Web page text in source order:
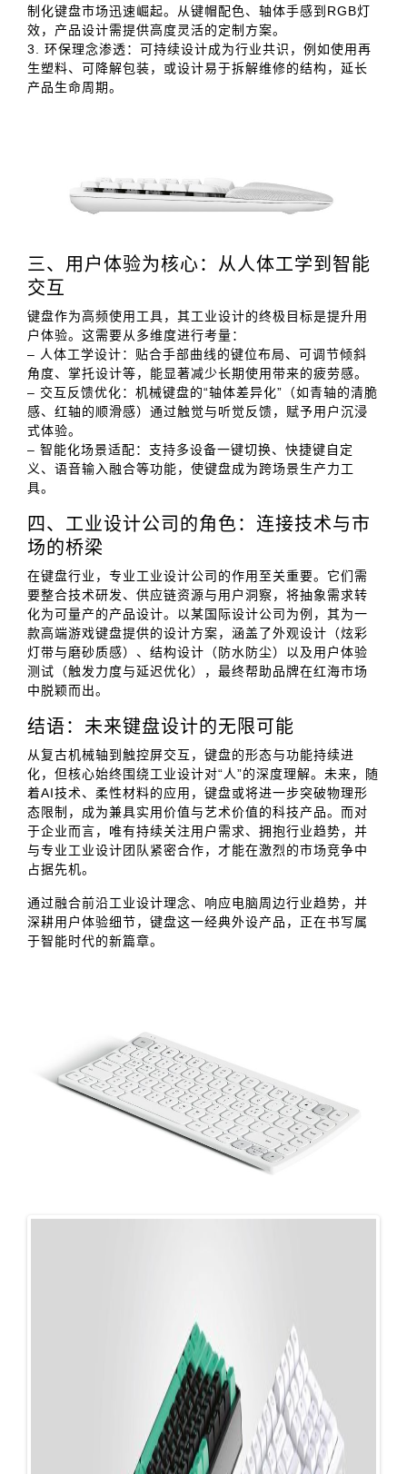
制化键盘市场迅速崛起。从键帽配色、轴体手感到RGB灯
效，产品设计需提供高度灵活的定制方案。
3. 环保理念渗透：可持续设计成为行业共识，例如使用再
生塑料、可降解包装，或设计易于拆解维修的结构，延长
产品生命周期。
三、用户体验为核心：从人体工学到智能
交互
键盘作为高频使用工具，其工业设计的终极目标是提升用
户体验。这需要从多维度进行考量：
– 人体工学设计：贴合手部曲线的键位布局、可调节倾斜
角度、掌托设计等，能显著减少长期使用带来的疲劳感。
– 交互反馈优化：机械键盘的“轴体差异化”（如青轴的清脆
感、红轴的顺滑感）通过触觉与听觉反馈，赋予用户沉浸
式体验。
– 智能化场景适配：支持多设备一键切换、快捷键自定
义、语音输入融合等功能，使键盘成为跨场景生产力工
具。
四、工业设计公司的角色：连接技术与市
场的桥梁
在键盘行业，专业工业设计公司的作用至关重要。它们需
要整合技术研发、供应链资源与用户洞察，将抽象需求转
化为可量产的产品设计。以某国际设计公司为例，其为一
款高端游戏键盘提供的设计方案，涵盖了外观设计（炫彩
灯带与磨砂质感）、结构设计（防水防尘）以及用户体验
测试（触发力度与延迟优化），最终帮助品牌在红海市场
中脱颖而出。
结语：未来键盘设计的无限可能
从复古机械轴到触控屏交互，键盘的形态与功能持续进
化，但核心始终围绕工业设计对“人”的深度理解。未来，随
着AI技术、柔性材料的应用，键盘或将进一步突破物理形
态限制，成为兼具实用价值与艺术价值的科技产品。而对
于企业而言，唯有持续关注用户需求、拥抱行业趋势，并
与专业工业设计团队紧密合作，才能在激烈的市场竞争中
占据先机。
通过融合前沿工业设计理念、响应电脑周边行业趋势，并
深耕用户体验细节，键盘这一经典外设产品，正在书写属
于智能时代的新篇章。